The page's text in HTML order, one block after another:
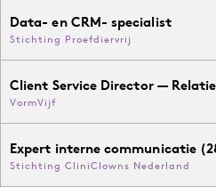
Data- en CRM- specialist
Stichting Proefdiervrij
Client Service Director —
VormVijf
Expert interne communicatie
Stichting CliniClowns Nederland